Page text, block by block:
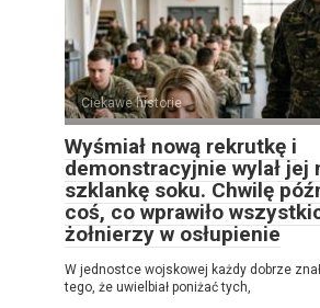
Ciekawe historie
Wyśmiał nową rekrutkę i
demonstracyjnie wylał jej
szklankę soku. Chwilę
coś, co wprawiło
żołnierzy w osłupienie
W jednostce wojskowej każdy dobrze znał
tego, że uwielbiał poniżać tych,